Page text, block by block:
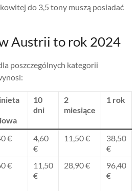
do 3,5 tony muszą posiadać
Austrii to rok 2024
poszczególnych kategorii
10
dni
2
miesiące
1 rok
€
4,60
€
11,50 €
38,50
€
€
11,50
€
28,90 €
96,40
€